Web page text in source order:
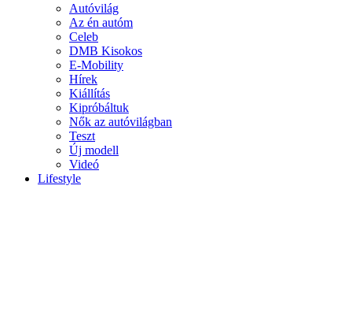
Autóvilág
Az én autóm
Celeb
DMB Kisokos
E-Mobility
Hírek
Kiállítás
Kipróbáltuk
Nők az autóvilágban
Teszt
Új modell
Videó
Lifestyle